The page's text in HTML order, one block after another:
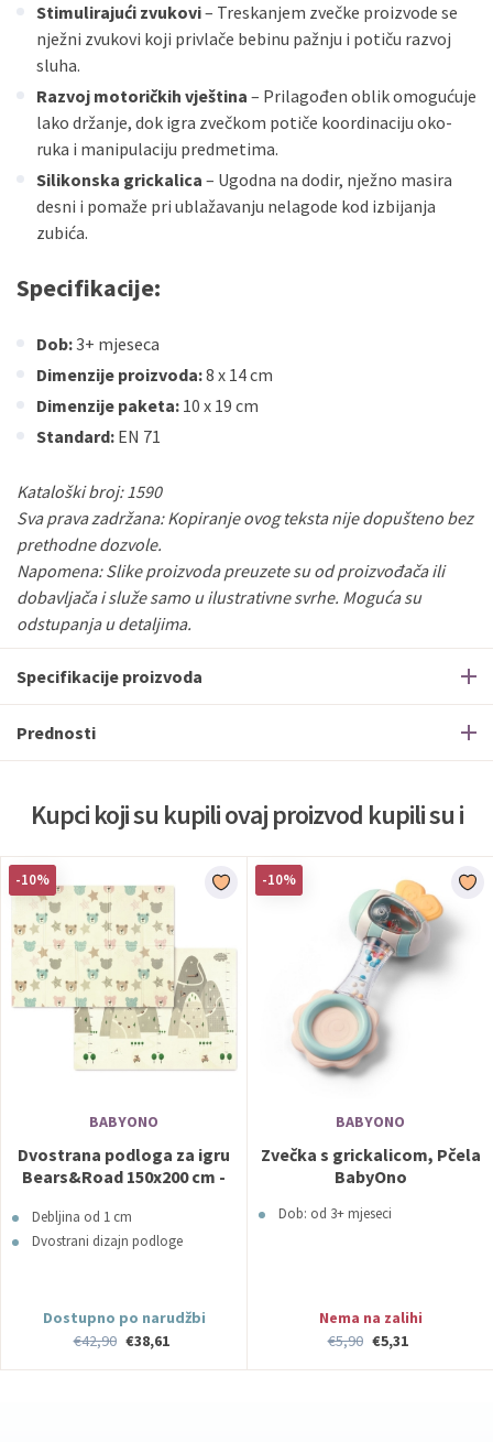
Stimulirajući zvukovi– Treskanjem zvečke proizvode se
nježni zvukovi koji privlače bebinu pažnju i potiču razvoj
sluha.
Razvoj motoričkih vještina – Prilagođen oblik omogućuje
lako držanje, dok igra zvečkom potiče koordinaciju oko-
ruka i manipulaciju predmetima.
Silikonska grickalica – Ugodna na dodir, nježno masira
desni i pomaže pri ublažavanju nelagode kod izbijanja
zubića.
Specifikacije:
Dob:3+ mjeseca
Dimenzije proizvoda:8 x 14 cm
Dimenzije paketa: 10 x 19 cm
Standard: EN 71
Kataloški broj: 1590
Sva prava zadržana: Kopiranje ovog teksta nije dopušteno bez
prethodne dozvole.
Napomena: Slike proizvoda preuzete su od proizvođača ili
dobavljača i služe samo u ilustrativne svrhe. Moguća su
odstupanja u detaljima.
Specifikacije proizvoda
Prednosti
Kupci koji su kupili ovaj proizvod kupili su i
-10%
BABYONO
Dvostrana podloga za igru
Bears&Road 150x200 cm -
Debljina od 1 cm
Dvostrani dizajn podloge
Dostupno po narudžbi
€42,90 €38,61
-10%
BABYONO
Zvečka s grickalicom, Pčela
BabyOno
Dob: od 3+ mjeseci
Nema na zalihi
€5,90 €5,31